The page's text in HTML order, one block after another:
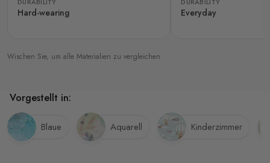
Hard-wearing Everyday
Wischen Sie, um alle Materialien zu vergleichen
Vorgestellt in:
Blaue Aquarell Kinderzimmer